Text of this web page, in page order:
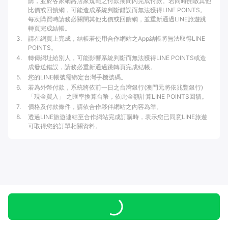
比價或回饋網，可能造成系統判斷錯誤而無法獲得LINE POINTS。
每次購買時請務必關閉其他比價或回饋網，並重新通過LINE旅遊跳
轉頁完成結帳。
3.
請在網頁上完成，結帳若使用合作網站之App結帳將無法取得LINE
POINTS。
4.
轉傳網址給別人，可能影響系統判斷而無法獲得LINE POINTS或造
成發送錯誤，請務必重新通過跳轉頁完成結帳。
5.
您的LINE帳號需綁定台灣手機號碼。
6.
若為外幣付款，系統將依前一日之台灣銀行(澳門元將依兆豐銀行)
「現金買入」 之匯率換算台幣，依此金額計算LINE POINTS回饋。
7.
價格及付款條件，請依合作夥伴網站之內容為準。
8.
透過LINE旅遊連結至合作網站完成訂購時，表示您已同意LINE旅遊
可取得您的訂單相關資料。